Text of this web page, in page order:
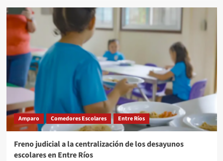
Amparo Comedores Escolares Entre Ríos
Freno judicial a la centralización de los desayunos
escolares en Entre Ríos